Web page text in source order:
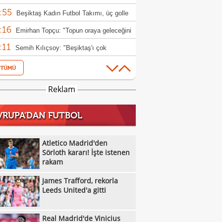
Beşiktaş Kadın Futbol Takımı, üç golle
Emirhan Topçu: "Topun oraya geleceğini
Semih Kılıçsoy: "Beşiktaş'ı çok
Beşiktaş'ta inanılmaz rakam: Alexander
10 kişi kalan Beşiktaş'tan Avrupa'da 100.
James Trafford, rekorla Leeds United'a
gördü!Aleksey Batrakov için Galatasaray
Real Madrid'de Vinicius Junior düğümü
Ertuğrul Doğan Salah transferi için itiraf!
UEFA, FIFA organizasyonlarını boykot
Reklam
FUTBOL
Atletico Madrid'den
Sörloth kararı! İşte istenen
rakam
James Trafford, rekorla
Leeds United'a gitti
Real Madrid'de Vinicius